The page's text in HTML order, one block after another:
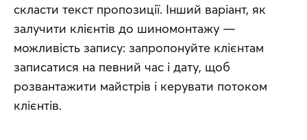
скласти текст пропозиції. Інший варіант, як
залучити клієнтів до шиномонтажу —
можливість запису: запропонуйте клієнтам
записатися на певний час і дату, щоб
розвантажити майстрів і керувати потоком
клієнтів.